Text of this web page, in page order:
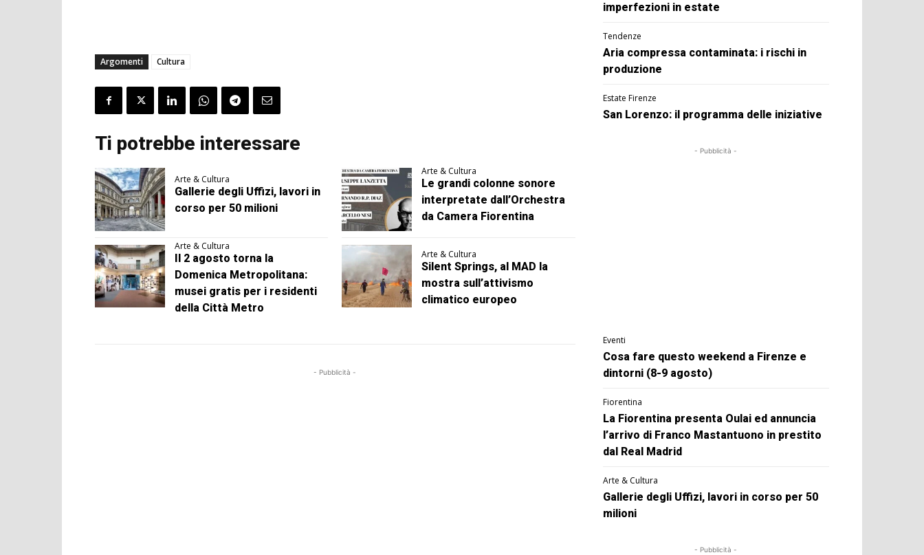
Argomenti Cultura
Ti potrebbe interessare
Arte & Cultura
Gallerie degli Uffizi, lavori in
corso per 50 milioni
Arte & Cultura
Le grandi colonne sonore
interpretate dall’Orchestra
da Camera Fiorentina
Arte & Cultura
Il 2 agosto torna la
Domenica Metropolitana:
musei gratis per i residenti
della Città Metro
Arte & Cultura
Silent Springs, al MAD la
mostra sull’attivismo
climatico europeo
- Pubblicità -
imperfezioni in estate
Tendenze
Aria compressa contaminata: i rischi in
produzione
Estate Firenze
San Lorenzo: il programma delle iniziative
- Pubblicità -
Eventi
Cosa fare questo weekend a Firenze e
dintorni (8-9 agosto)
Fiorentina
La Fiorentina presenta Oulai ed annuncia
l’arrivo di Franco Mastantuono in prestito
dal Real Madrid
Arte & Cultura
Gallerie degli Uffizi, lavori in corso per 50
milioni
- Pubblicità -